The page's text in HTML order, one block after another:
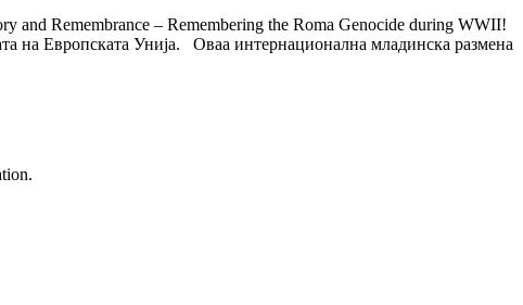
and Remembrance – Remembering the Roma Genocide during WWII!
на Европската Унија. Оваа интернационална младинска размена